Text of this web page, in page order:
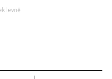
levně